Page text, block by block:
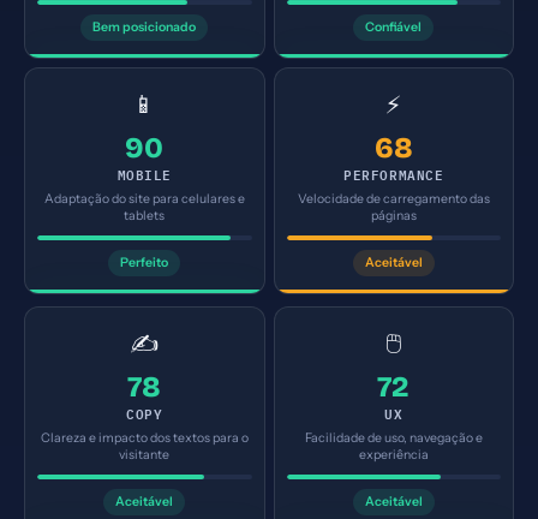
Bem posicionado Confiável
📱
90
MOBILE
Adaptação do site para celulares e
tablets
Perfeito
⚡
68
PERFORMANCE
Velocidade de carregamento das
páginas
Aceitável
✍️
78
COPY
Clareza e impacto dos textos para o
visitante
Aceitável
🖱️
72
UX
Facilidade de uso, navegação e
experiência
Aceitável